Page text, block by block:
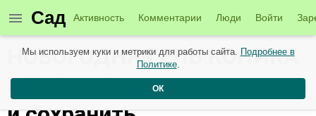
Сад Активность Комментарии Люди Войти
НОВОГОДНЯЯ ЕЛЬ КОНИКА
в ГОРШКЕ, как выращивать
Мы используем куки и метрики для работы сайта. Подробнее в
Политике.
ОК